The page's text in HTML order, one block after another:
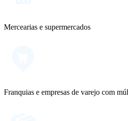
Mercearias e supermercados
Franquias e empresas de varejo com